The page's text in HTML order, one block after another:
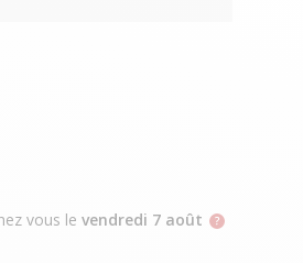
vous le vendredi 7 août